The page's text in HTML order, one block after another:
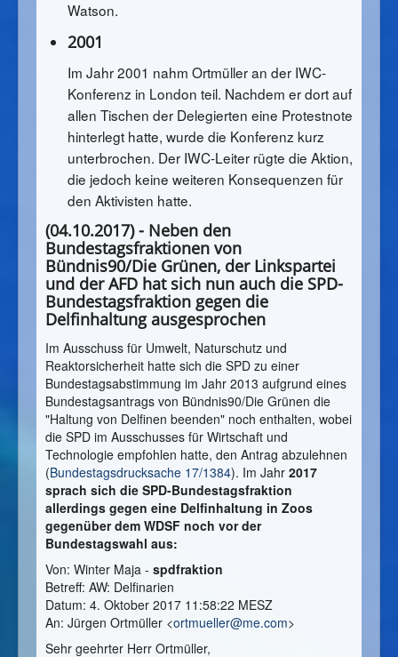
Watson.
2001
Im Jahr 2001 nahm Ortmüller an der IWC-
Konferenz in London teil. Nachdem er dort auf
allen Tischen der Delegierten eine Protestnote
hinterlegt hatte, wurde die Konferenz kurz
unterbrochen. Der IWC-Leiter rügte die Aktion,
die jedoch keine weiteren Konsequenzen für
den Aktivisten hatte.
(04.10.2017) - Neben den
Bundestagsfraktionen von
Bündnis90/Die Grünen, der Linkspartei
und der AFD hat sich nun auch die SPD-
Bundestagsfraktion gegen die
Delfinhaltung ausgesprochen
Im Ausschuss für Umwelt, Naturschutz und
Reaktorsicherheit hatte sich die SPD zu einer
Bundestagsabstimmung im Jahr 2013 aufgrund eines
Bundestagsantrags von Bündnis90/Die Grünen die
"Haltung von Delfinen beenden" noch enthalten, wobei
die SPD im Ausschusses für Wirtschaft und
Technologie empfohlen hatte, den Antrag abzulehnen
(Bundestagsdrucksache 17/1384). Im Jahr 2017
sprach sich die SPD-Bundestagsfraktion
allerdings gegen eine Delfinhaltung in Zoos
gegenüber dem WDSF noch vor der
Bundestagswahl aus:
Von: Winter Maja - spdfraktion
Betreff: AW: Delfinarien
Datum: 4. Oktober 2017 11:58:22 MESZ
An: Jürgen Ortmüller <ortmueller@me.com>
Sehr geehrter Herr Ortmüller,